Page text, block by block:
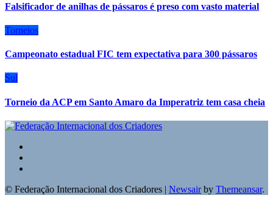
Falsificador de anilhas de pássaros é preso com vasto material
Torneios
Campeonato estadual FIC tem expectativa para 300 pássaros
Sul
Torneio da ACP em Santo Amaro da Imperatriz tem casa cheia
© Federação Internacional dos Criadores | Newsairby Themeansar.